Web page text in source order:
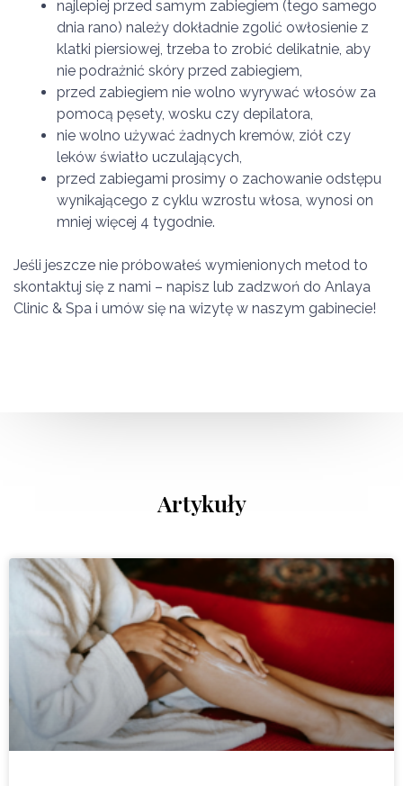
najlepiej przed samym zabiegiem (tego samego
dnia rano) należy dokładnie zgolić owłosienie z
klatki piersiowej, trzeba to zrobić delikatnie, aby
nie podrażnić skóry przed zabiegiem,
przed zabiegiem nie wolno wyrywać włosów za
pomocą pęsety, wosku czy depilatora,
nie wolno używać żadnych kremów, ziół czy
leków światło uczulających,
przed zabiegami prosimy o zachowanie odstępu
wynikającego z cyklu wzrostu włosa, wynosi on
mniej więcej 4 tygodnie.
Jeśli jeszcze nie próbowałeś wymienionych metod to
skontaktuj się z nami – napisz lub zadzwoń do Anlaya
Clinic & Spa i umów się na wizytę w naszym gabinecie!
Artykuły